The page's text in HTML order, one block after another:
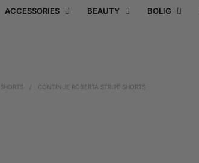
ACCESSORIES BEAUTY BOLIG
SHORTS /
CONTINUE ROBERTA STRIPE SHORTS